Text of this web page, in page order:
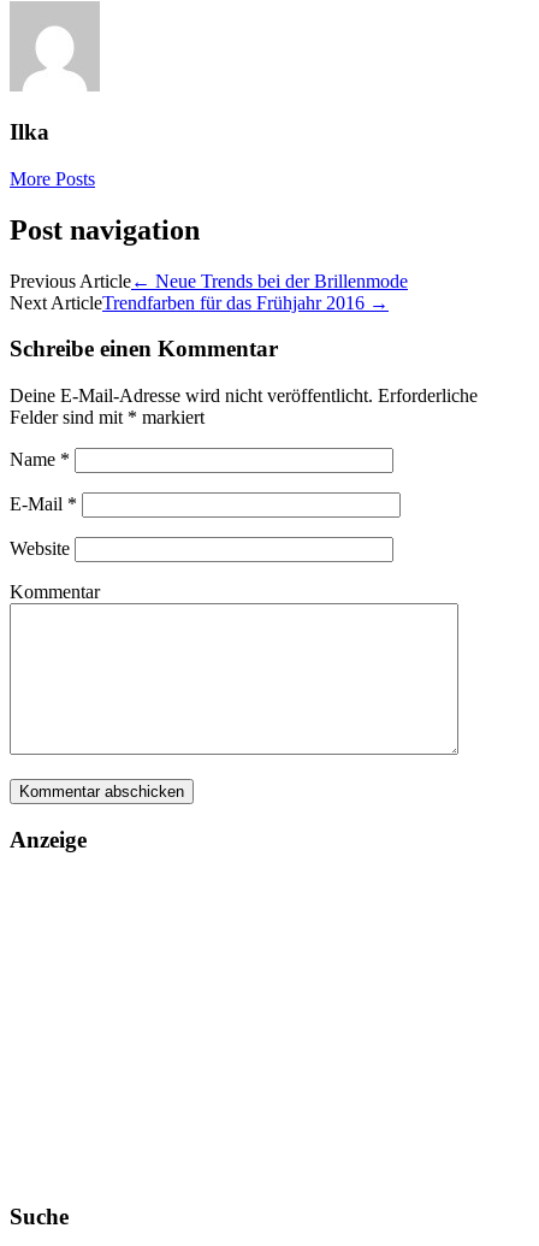
Ilka
More Posts
Post navigation
Previous Article← Neue Trends bei der Brillenmode
Next ArticleTrendfarben für das Frühjahr 2016 →
Schreibe einen Kommentar
Deine E-Mail-Adresse wird nicht veröffentlicht. Erforderliche
Felder sind mit * markiert
Name *
E-Mail *
Website
Kommentar
Anzeige
Suche